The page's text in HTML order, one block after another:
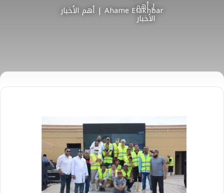
Ahame Elakhbar | أهم الأخبار